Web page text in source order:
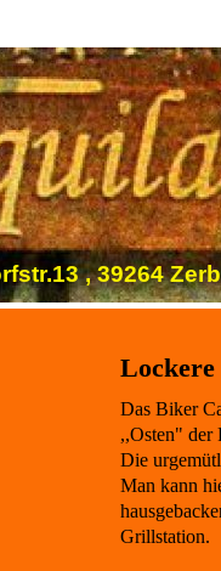
, 39264
Das Biker
,,Osten"
Die
Man kann
Grillstation.